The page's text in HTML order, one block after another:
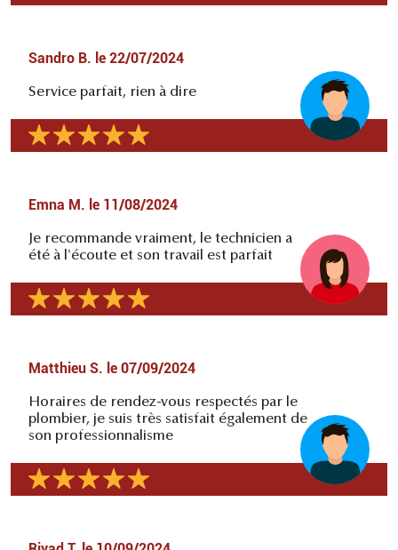
Sandro B. le 22/07/2024
Service parfait, rien à dire
Emna M. le 11/08/2024
Je recommande vraiment, le technicien a
été à l'écoute et son travail est parfait
Matthieu S. le 07/09/2024
Horaires de rendez-vous respectés par le
plombier, je suis très satisfait également de
son professionnalisme